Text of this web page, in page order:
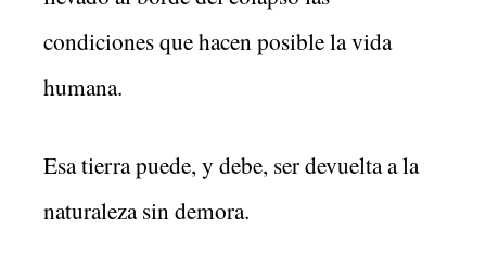
condiciones que hacen posible la vida
humana.
Esa tierra puede, y debe, ser devuelta a la
naturaleza sin demora.